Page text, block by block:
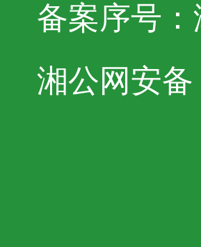
备案序号：
湘公网安备